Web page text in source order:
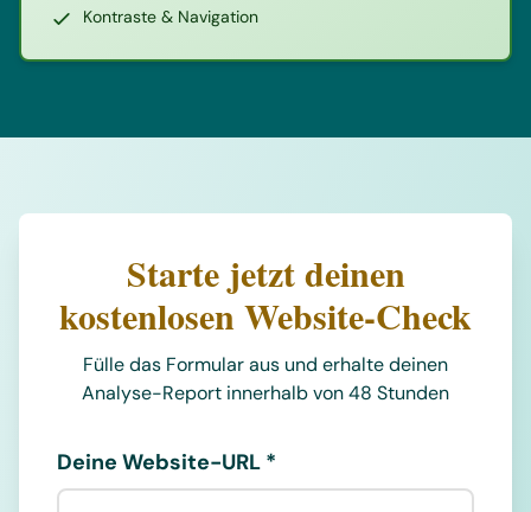
Kontraste & Navigation
Starte jetzt deinen
kostenlosen Website-Check
Fülle das Formular aus und erhalte deinen
Analyse-Report innerhalb von 48 Stunden
Deine Website-URL *